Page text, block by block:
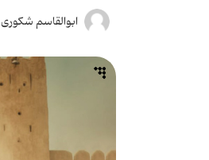
ابوالقاسم شکوری